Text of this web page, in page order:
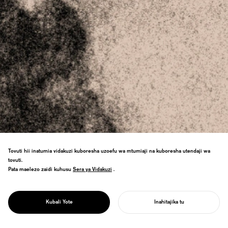
MUUNDO WA USAFI
na mipango ya afya ya umma inayoongoza
mabadiliko ya tabia.
Tovuti hii inatumia vidakuzi kuboresha uzoefu wa mtumiaji na kuboresha utendaji wa
tovuti.
Pata maelezo zaidi kuhusu Sera ya Vidakuzi
Sera ya Vidakuzi .
Kubali Yote Inahitajika tu